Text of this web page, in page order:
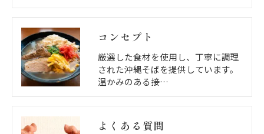
コンセプト
厳選した食材を使用し、丁寧に調理
された沖縄そばを提供しています。
温かみのある接…
よくある質問